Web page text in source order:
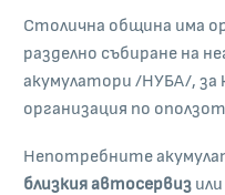
Столична община има
разделно събиране на
акумулатори /НУБА/, за
организация по
Непотребните
близкия автосервиз